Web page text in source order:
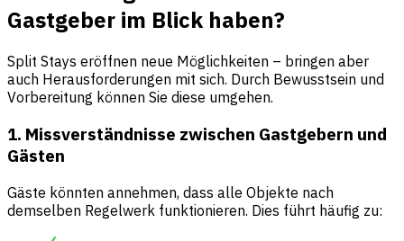
Gastgeber im Blick haben?
Split Stays eröffnen neue Möglichkeiten – bringen aber
auch Herausforderungen mit sich. Durch Bewusstsein und
Vorbereitung können Sie diese umgehen.
1. Missverständnisse zwischen Gastgebern und
Gästen
Gäste könnten annehmen, dass alle Objekte nach
demselben Regelwerk funktionieren. Dies führt häufig zu: